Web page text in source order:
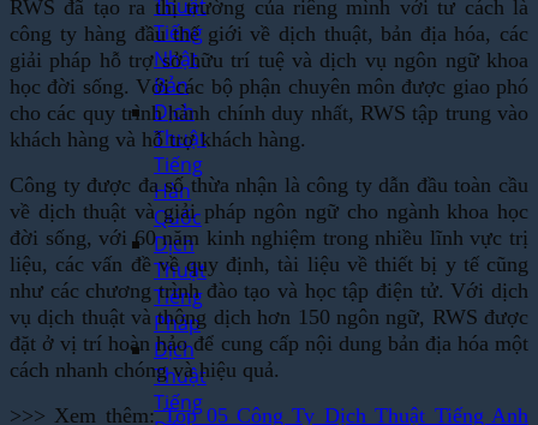
Thuật
Tiếng
Nhật
Bản
Dịch
Thuật
Tiếng
Hàn
Quốc
Dịch
Thuật
Tiếng
Pháp
Dịch
Thuật
Tiếng
RWS đã tạo ra thị trường của riêng mình với tư cách là
công ty hàng đầu thế giới về dịch thuật, bản địa hóa, các
giải pháp hỗ trợ sở hữu trí tuệ và dịch vụ ngôn ngữ khoa
học đời sống. Với các bộ phận chuyên môn được giao phó
cho các quy trình hành chính duy nhất, RWS tập trung vào
khách hàng và hỗ trợ khách hàng.
Công ty được đa số thừa nhận là công ty dẫn đầu toàn cầu
về dịch thuật và giải pháp ngôn ngữ cho ngành khoa học
đời sống, với 60 năm kinh nghiệm trong nhiều lĩnh vực trị
liệu, các vấn đề về quy định, tài liệu về thiết bị y tế cũng
như các chương trình đào tạo và học tập điện tử. Với dịch
vụ dịch thuật và thông dịch hơn 150 ngôn ngữ, RWS được
đặt ở vị trí hoàn hảo để cung cấp nội dung bản địa hóa một
cách nhanh chóng và hiệu quả.
>>> Xem thêm:Top 05 Công Ty Dịch Thuật Tiếng Anh